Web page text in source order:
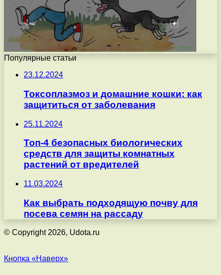
Популярные статьи
23.12.2024
Токсоплазмоз и домашние кошки: как
защититься от заболевания
25.11.2024
Топ-4 безопасных биологических
средств для защиты комнатных
растений от вредителей
11.03.2024
Как выбрать подходящую почву для
посева семян на рассаду
© Copyright 2026, Udota.ru
Кнопка «Наверх»